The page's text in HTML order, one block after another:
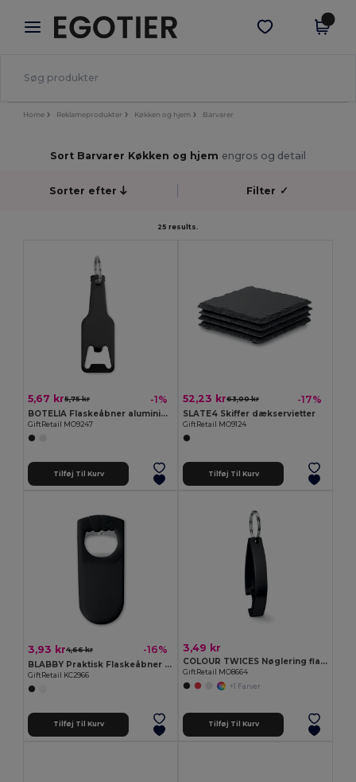
× Egotier-app
Bedre priser i appen!
Hent app
Home Reklameprodukter Køkken og hjem Barvarer
Sort Barvarer Køkken og hjem engros og detail
Sorter efter Filter ✓
25 results.
5,67 kr5,75 kr -1%
BOTELIA Flaskeåbner aluminium
GiftRetail MO9247
Tilføj Til Kurv
52,23 kr63,00 kr -17%
SLATE4 Skiffer dækservietter
GiftRetail MO9124
Tilføj Til Kurv
3,93 kr4,66 kr -16%
BLABBY Praktisk Flaskeåbner og Forsegler i PS Materiale
GiftRetail KC2966
Tilføj Til Kurv
3,49 kr
COLOUR TWICES Nøglering flaskeåbner
GiftRetail MO8664
+1 Farver
Tilføj Til Kurv